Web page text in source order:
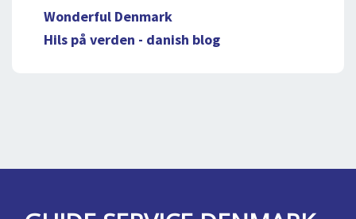
Wonderful Denmark
Hils på verden - danish blog